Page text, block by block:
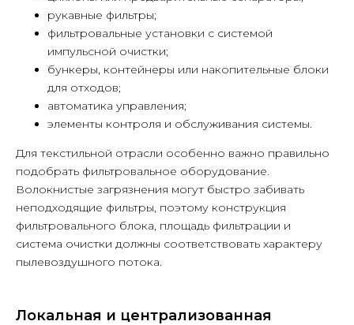
рукавные фильтры;
фильтровальные установки с системой
импульсной очистки;
бункеры, контейнеры или накопительные блоки
для отходов;
автоматика управления;
элементы контроля и обслуживания системы.
Для текстильной отрасли особенно важно правильно
подобрать фильтровальное оборудование.
Волокнистые загрязнения могут быстро забивать
неподходящие фильтры, поэтому конструкция
фильтровального блока, площадь фильтрации и
система очистки должны соответствовать характеру
пылевоздушного потока.
Локальная и централизованная